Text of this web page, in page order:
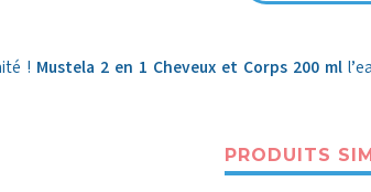
! Mustela 2 en 1 Cheveux et Corps 200 ml
PRODUITS